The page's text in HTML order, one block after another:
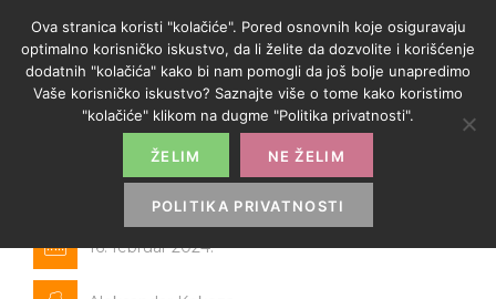
Stojadinom i na vrh Afrike
16. februar 2024.
Ova stranica koristi "kolačiće". Pored osnovnih koje osiguravaju
optimalno korisničko iskustvo, da li želite da dozvolite i korišćenje
dodatnih "kolačića" kako bi nam pomogli da još bolje unapredimo
Vaše korisničko iskustvo? Saznajte više o tome kako koristimo
"kolačiće" klikom na dugme "Politika privatnosti".
ŽELIM NE ŽELIM
POLITIKA PRIVATNOSTI